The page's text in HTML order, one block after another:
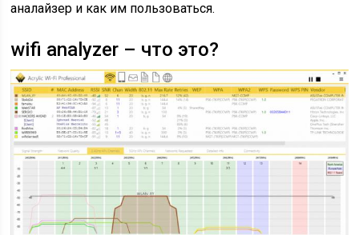
аналайзер и как им пользоваться.
wifi analyzer – что это?